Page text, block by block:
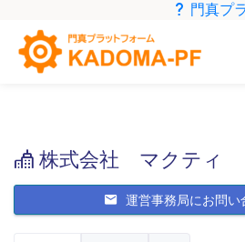
門真プ
株式会社 マクティ
運営事務局にお問い